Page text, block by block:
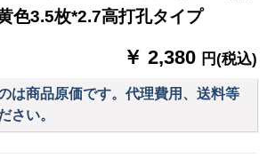
色3.5枚*2.7高打孔タイプ
￥ 2,380 円(税込)
は商品原価です。代理費用、送料等
さい。